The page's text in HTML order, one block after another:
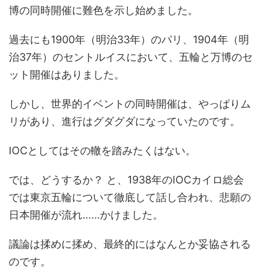
博の同時開催に難色を示し始めました。
過去にも1900年（明治33年）のパリ、1904年（明
治37年）のセントルイスにおいて、五輪と万博のセ
ット開催はありました。
しかし、世界的イベントの同時開催は、やっぱりム
リがあり、進行はグダグダになっていたのです。
IOCとしてはその轍を踏みたくはない。
では、どうするか？ と、1938年のIOCカイロ総会
では東京五輪について徹底して話し合われ、悲願の
日本開催が流れ……かけました。
議論は揉めに揉め、最終的にはなんとか妥協される
のです。